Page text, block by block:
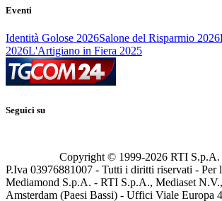
Eventi
Identità Golose 2026Salone del Risparmio 2026
2026L'Artigiano in Fiera 2025
Seguici su
Copyright © 1999-2026 RTI S.p.A.
P.Iva 03976881007 - Tutti i diritti riservati - Per
Mediamond S.p.A. - RTI S.p.A., Mediaset
Amsterdam (Paesi Bassi) - Uffici Viale Europa